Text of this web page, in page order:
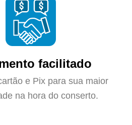
facilitado
e Pix para sua maior
na hora do conserto.